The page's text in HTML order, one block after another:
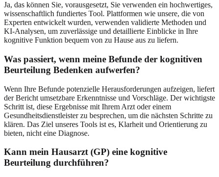
Ja, das können Sie, vorausgesetzt, Sie verwenden ein hochwertiges,
wissenschaftlich fundiertes Tool. Plattformen wie unsere, die von
Experten entwickelt wurden, verwenden validierte Methoden und
KI-Analysen, um zuverlässige und detaillierte Einblicke in Ihre
kognitive Funktion bequem von zu Hause aus zu liefern.
Was passiert, wenn meine Befunde der kognitiven
Beurteilung Bedenken aufwerfen?
Wenn Ihre Befunde potenzielle Herausforderungen aufzeigen, liefert
der Bericht umsetzbare Erkenntnisse und Vorschläge. Der wichtigste
Schritt ist, diese Ergebnisse mit Ihrem Arzt oder einem
Gesundheitsdienstleister zu besprechen, um die nächsten Schritte zu
klären. Das Ziel unseres Tools ist es, Klarheit und Orientierung zu
bieten, nicht eine Diagnose.
Kann mein Hausarzt (GP) eine kognitive
Beurteilung durchführen?